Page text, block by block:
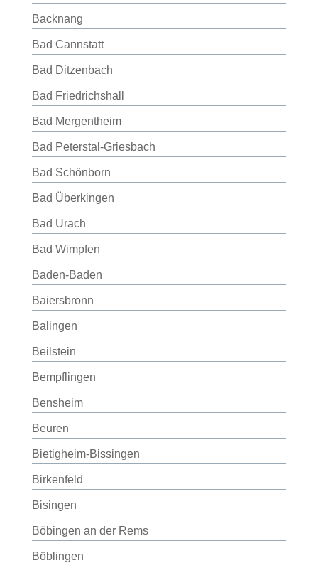
Backnang
Bad Cannstatt
Bad Ditzenbach
Bad Friedrichshall
Bad Mergentheim
Bad Peterstal-Griesbach
Bad Schönborn
Bad Überkingen
Bad Urach
Bad Wimpfen
Baden-Baden
Baiersbronn
Balingen
Beilstein
Bempflingen
Bensheim
Beuren
Bietigheim-Bissingen
Birkenfeld
Bisingen
Böbingen an der Rems
Böblingen